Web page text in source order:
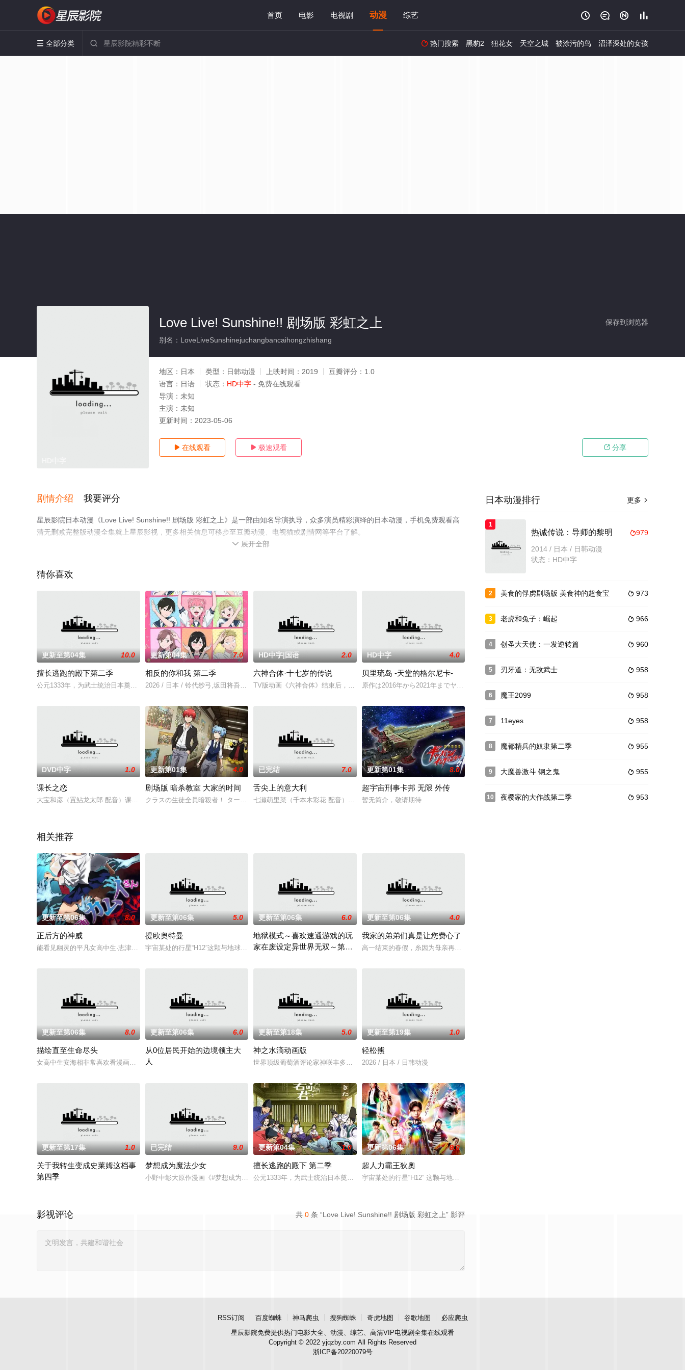
首页 电影 电视剧 动漫 综艺    
 全部分类   热门搜索 黑豹2 狃花女 天空之城 被涂污的鸟 沼泽深处的女孩
保存到浏览器
Love Live! Sunshine!! 剧场版 彩虹之上
别名：LoveLiveSunshinejuchangbancaihongzhishang
地区： 日本 类型： 日韩动漫 上映时间： 2019 豆瓣评分： 1.0
语言： 日语 状态： HD中字 - 免费在线观看
导演： 未知
主演： 未知
更新时间： 2023-05-06
 在线观看  极速观看  分享
剧情介绍 我要评分
星辰影院日本动漫《Love Live! Sunshine!! 剧场版 彩虹之上》是一部由知名导演执导，众多演员精彩演绎的日本动漫，手机免费观看高
清无删减完整版动漫全集就上星辰影视，更多相关信息可移步至豆瓣动漫、电视猫或剧情网等平台了解。
 展开全部
猜你喜欢
更新至第04集 10.0
擅长逃跑的殿下第二季
公元1333年，为武士统治日本奠定基石的镰仓幕府，因其所信任的幕臣——足利尊氏的谋反而宣告灭亡。失去了一
更新第04集 7.0
相反的你和我 第二季
2026 / 日本 / 铃代纱弓,坂田将吾,谷口梦奈,平林瑚夏,岩田安吉,岛袋美由利,加藤涉,大森心,楠木灯
HD中字|国语 2.0
六神合体·十七岁的传说
TV版动画《六神合体》结束后，藤川桂介推出了以人气角色玛古为主角的小说、《十七岁的传说》，叙述了玛古悲剧
HD中字 4.0
贝里琉岛 -天堂的格尔尼卡-
原作は2016年から2021年までヤングアニマル（白泉社）にて連載され、2017年度の日本漫画家協会賞の
DVD中字 1.0
课长之恋
大宝和彦（置鮎龙太郎 配音）课长，33岁，单身，没有女朋友的时间为33年。喜欢悬挂猛男海报、喜欢阅读同性
更新第01集 4.0
剧场版 暗杀教室 大家的时间
クラスの生徒全員暗殺者！ ターゲットは担任の先生? 暗殺学園青春エンターテインメントが劇場アニメで帰って
已完结 7.0
舌尖上的意大利
七濑萌里菜（千本木彩花 配音）是一名平凡的女子高中生，在意大利餐厅“菲斯塔”里打工，是那里的一名服务生。
更新第01集 8.0
超宇宙刑事卡邦 无限 外传
暂无简介，敬请期待
相关推荐
更新至第06集 8.0
正后方的神威
能看见幽灵的平凡女高中生·志津香，利用容易吸引幽灵的特殊体质，从旁协助知名灵能力者·神威除灵。 拥有压倒
更新至第06集 5.0
提欧奥特曼
宇宙某处的行星“H12”这颗与地球极其相似的星球，某日遭到了来自外星的宇宙怪兽袭击在星球崩毁、走向灭亡之
更新至第06集 6.0
地狱模式～喜欢速通游戏的玩
家在废设定异世界无双～第二
更新至第06集 4.0
我家的弟弟们真是让您费心了
高一结束的春假，糸因为母亲再婚而搬家。但让她没想到的是，竟多了四个弟弟，令她大为震惊！虽然她全力
更新至第06集 8.0
描绘直至生命尽头
女高中生安海相非常喜欢看漫画，尤其是 ☆野0 的《机器太与狸太》。国文老师手岛斥责她是浪费生命、声称漫画
更新至第06集 6.0
从0位居民开始的边境领主大
人
更新至第18集 5.0
神之水滴动画版
世界顶级葡萄酒评论家神咲丰多香去世以后，留下了价值20亿日圆的丰厚遗产和一封遗书。在遗书中他宣布，只有以
更新至第19集 1.0
轻松熊
2026 / 日本 / 日韩动漫
更新至第17集 1.0
关于我转生变成史莱姆这档事
第四季
已完结 9.0
梦想成为魔法少女
小野中彰大原作漫画《#梦想成为魔法少女#》宣布TV动画化决定！
更新第04集 1.0
擅长逃跑的殿下 第二季
公元1333年，为武士统治日本奠定基石的镰仓幕府，因其所信任的幕臣——足利尊氏的谋反而宣告灭亡。 失去了
更新第06集 9.0
超人力霸王狄奧
宇宙某处的行星“H12” 这颗与地球极其相似的星球，某日遭到了来自外星的宇宙怪兽袭击 在星球崩毁、走向灭
共 0 条 “Love Live! Sunshine!! 剧场版 彩虹之上” 影评
影视评论
更多 
日本动漫排行
1
979
热诚传说：导师的黎明
2014 / 日本 / 日韩动漫
状态：HD中字
2  973
美食的俘虏剧场版 美食神的超食宝
3  966
老虎和兔子：崛起
4  960
创圣大天使：一发逆转篇
5  958
刃牙道：无敌武士
6  958
魔王2099
7  958
11eyes
8  955
魔都精兵的奴隶第二季
9  955
大魔兽激斗 钢之鬼
10  953
夜樱家的大作战第二季
RSS订阅 百度蜘蛛 神马爬虫 搜狗蜘蛛 奇虎地图 谷歌地图
必应爬虫
星辰影院免费提供热门电影大全、动漫、综艺、高清VIP电视剧全集在线观看
Copyright © 2022 yjqzby.com All Rights Reserved
浙ICP备20220079号